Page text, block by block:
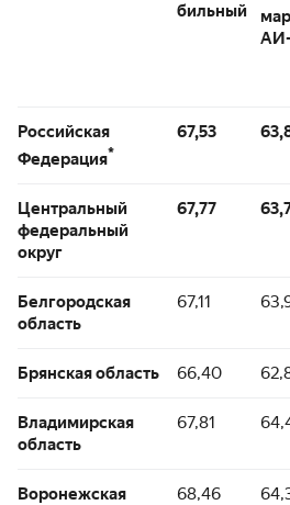
бильный
Российская
Федерация*
67,53
Центральный
федеральный
округ
67,77
Белгородская
область
67,11
Брянская область 66,40
Владимирская
область
67,81
Воронежская
68,46